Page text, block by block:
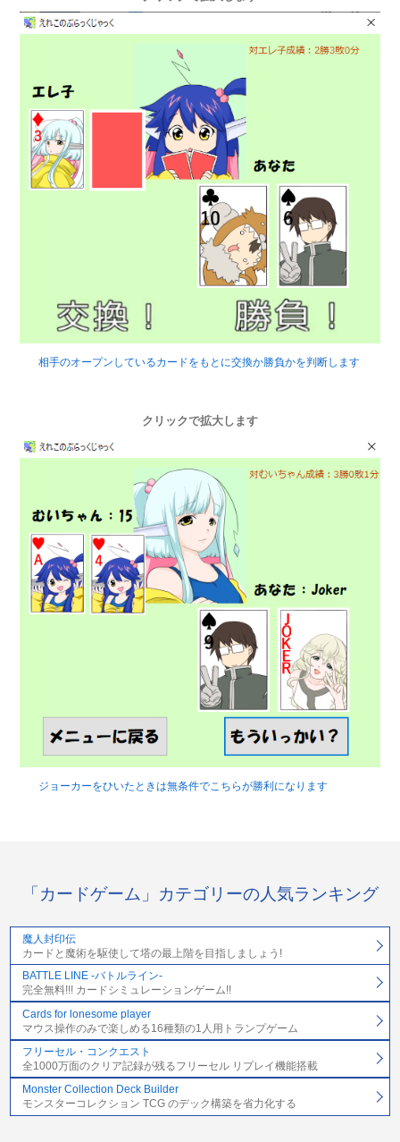
相手のオープンしているカードをもとに交換か勝負かを判断します
クリックで拡大します
ジョーカーをひいたときは無条件でこちらが勝利になります
「カードゲーム」カテゴリーの人気ランキング
魔人封印伝
カードと魔術を駆使して塔の最上階を目指しましょう!
BATTLE LINE -バトルライン-
完全無料!!! カードシミュレーションゲーム!!
Cards for lonesome player
マウス操作のみで楽しめる16種類の1人用トランプゲーム
フリーセル・コンクエスト
全1000万面のクリア記録が残るフリーセル リプレイ機能搭載
Monster Collection Deck Builder
モンスターコレクション TCG のデック構築を省力化する